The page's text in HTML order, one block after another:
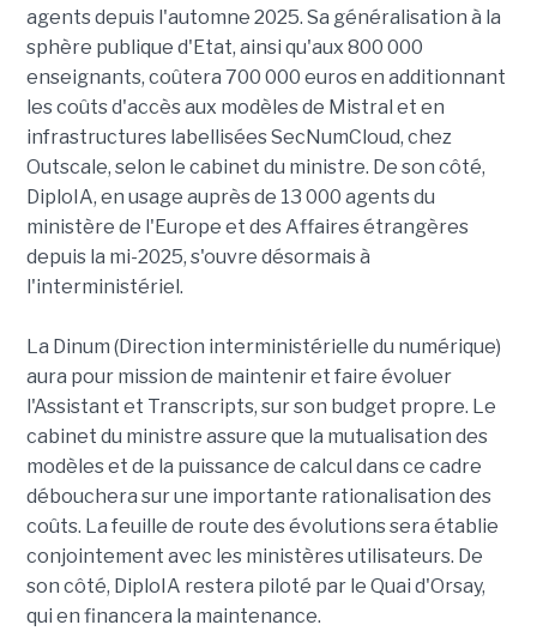
agents depuis l'automne 2025. Sa généralisation à la
sphère publique d'Etat, ainsi qu'aux 800 000
enseignants, coûtera 700 000 euros en additionnant
les coûts d'accès aux modèles de Mistral et en
infrastructures labellisées SecNumCloud, chez
Outscale, selon le cabinet du ministre. De son côté,
DiploIA, en usage auprès de 13 000 agents du
ministère de l'Europe et des Affaires étrangères
depuis la mi-2025, s'ouvre désormais à
l'interministériel.
La Dinum (Direction interministérielle du numérique)
aura pour mission de maintenir et faire évoluer
l'Assistant et Transcripts, sur son budget propre. Le
cabinet du ministre assure que la mutualisation des
modèles et de la puissance de calcul dans ce cadre
débouchera sur une importante rationalisation des
coûts. La feuille de route des évolutions sera établie
conjointement avec les ministères utilisateurs. De
son côté, DiploIA restera piloté par le Quai d'Orsay,
qui en financera la maintenance.